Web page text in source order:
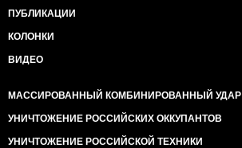
ПУБЛИКАЦИИ
КОЛОНКИ
ВИДЕО
МАССИРОВАННЫЙ КОМБИНИРОВАННЫЙ УДАР
УНИЧТОЖЕНИЕ РОССИЙСКИХ ОККУПАНТОВ
УНИЧТОЖЕНИЕ РОССИЙСКОЙ ТЕХНИКИ